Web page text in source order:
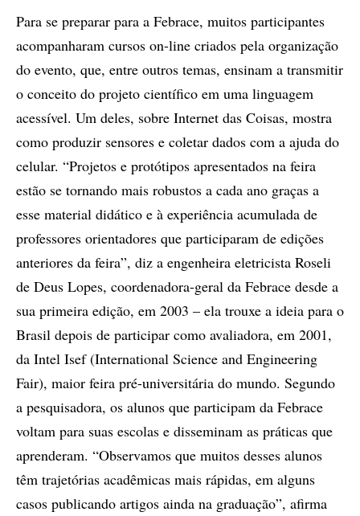
Para se preparar para a Febrace, muitos participantes
acompanharam cursos on-line criados pela organização
do evento, que, entre outros temas, ensinam a transmitir
o conceito do projeto científico em uma linguagem
acessível. Um deles, sobre Internet das Coisas, mostra
como produzir sensores e coletar dados com a ajuda do
celular. “Projetos e protótipos apresentados na feira
estão se tornando mais robustos a cada ano graças a
esse material didático e à experiência acumulada de
professores orientadores que participaram de edições
anteriores da feira”, diz a engenheira eletricista Roseli
de Deus Lopes, coordenadora-geral da Febrace desde a
sua primeira edição, em 2003 – ela trouxe a ideia para o
Brasil depois de participar como avaliadora, em 2001,
da Intel Isef (International Science and Engineering
Fair), maior feira pré-universitária do mundo. Segundo
a pesquisadora, os alunos que participam da Febrace
voltam para suas escolas e disseminam as práticas que
aprenderam. “Observamos que muitos desses alunos
têm trajetórias acadêmicas mais rápidas, em alguns
casos publicando artigos ainda na graduação”, afirma